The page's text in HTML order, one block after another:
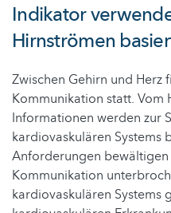
Indikator
Hirnströmen
Zwischen Gehirn und
Kommunikation statt. Vom
Informationen werden zur
kardiovaskulären Systems
Anforderungen
Kommunikation
kardiovaskulären Systems